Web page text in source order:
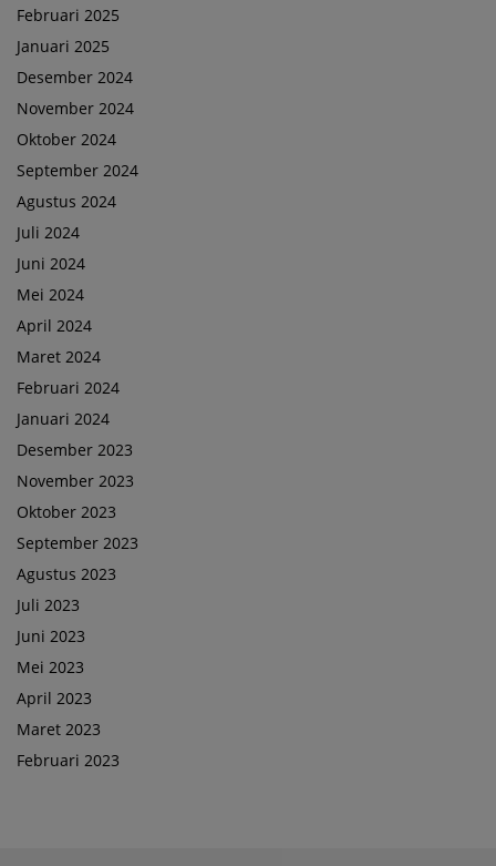
Februari 2025
Januari 2025
Desember 2024
November 2024
Oktober 2024
September 2024
Agustus 2024
Juli 2024
Juni 2024
Mei 2024
April 2024
Maret 2024
Februari 2024
Januari 2024
Desember 2023
November 2023
Oktober 2023
September 2023
Agustus 2023
Juli 2023
Juni 2023
Mei 2023
April 2023
Maret 2023
Februari 2023